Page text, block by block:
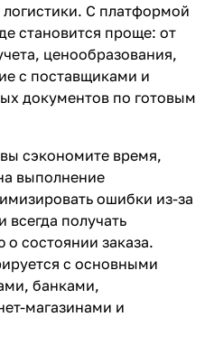
С платформой
становится проще: от
ценообразования,
с поставщиками и
документов по готовым
сэкономите время,
выполнение
ошибки из-за
всегда получать
состоянии заказа.
с основными
банками,
магазинами и